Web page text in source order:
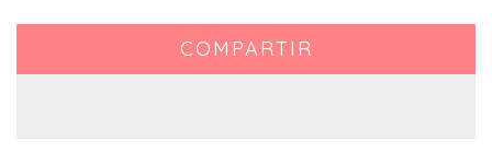
COMPARTIR